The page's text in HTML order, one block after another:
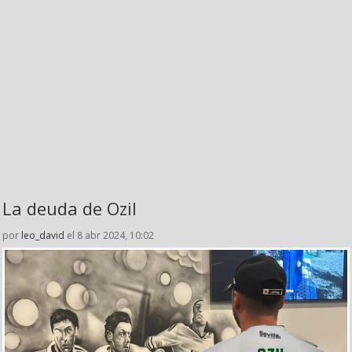
La deuda de Ozil
por leo_david el 8 abr 2024, 10:02